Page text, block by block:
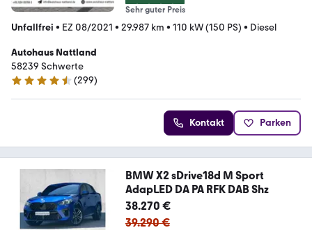
Sehr guter Preis
Unfallfrei • EZ 08/2021 • 29.987 km • 110 kW (150 PS) • Diesel
Autohaus Nattland
58239 Schwerte
4.3 Sterne
(299)
Kontakt Parken
BMW X2 sDrive18d M Sport
AdapLED DA PA RFK DAB Shz
38.270 €
39.290 €